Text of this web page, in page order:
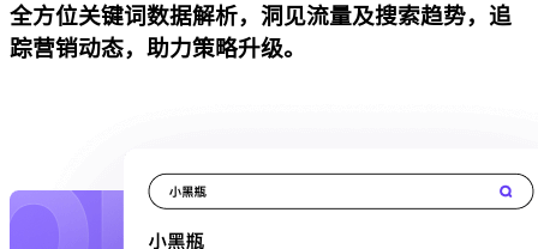
全方位关键词数据解析，洞见流量及搜索趋势，追
踪营销动态，助力策略升级。